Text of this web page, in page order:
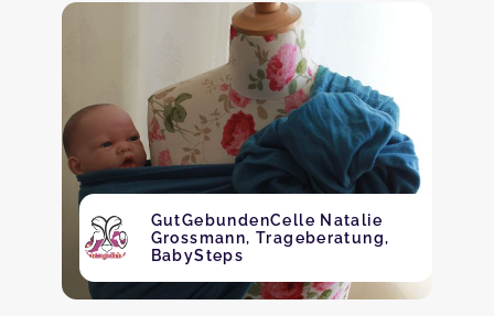
GutGebundenCelle Natalie
Grossmann, Trageberatung,
BabySteps